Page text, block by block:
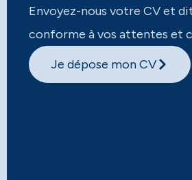
Envoyez-nous votre CV et
conforme à vos attentes et
Je dépose mon CV